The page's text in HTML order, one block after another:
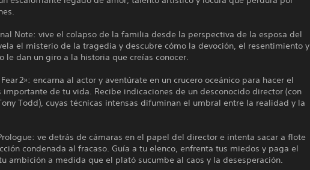
Note: vive el colapso de la familia desde la perspectiva de la esposa del
el misterio de la tragedia y descubre cómo la devoción, el resentimiento y
le dan un giro a la historia que creías conocer.
2»: encarna al actor y aventúrate en un crucero oceánico para hacer el
importante de tu vida. Recibe indicaciones de un desconocido director (con
Todd), cuyas técnicas intensas difuminan el umbral entre la realidad y la
ve detrás de cámaras en el papel del director e intenta sacar a flote
condenada al fracaso. Guía a tu elenco, enfrenta tus miedos y paga el
ambición a medida que el plató sucumbe al caos y la desesperación.